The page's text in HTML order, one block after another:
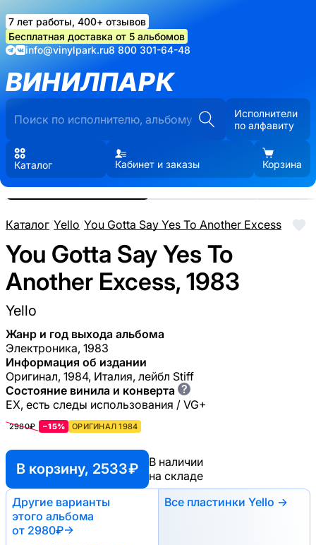
7 лет работы, 400+ отзывов
Бесплатная доставка от 5 альбомов
info@vinylpark.ru8 800 301-64-48
ВИНИЛПАРК
Исполнители
по алфавиту
Каталог Кабинет и заказы Корзина
Каталог/Yello/You Gotta Say Yes To Another Excess
You Gotta Say Yes To
Another Excess, 1983
Yello
Жанр и год выхода альбома
Электроника, 1983
Информация об издании
Оригинал, 1984, Италия, лейбл Stiff
Состояние винила и конверта ?
EX, есть следы использования / VG+
2980₽ −15% ОРИГИНАЛ 1984
В корзину, 2533 ₽
В наличии
на складе
Другие варианты
этого альбома
от 2980₽→
Все пластинки Yello →
Реальные фото пластинки.
Нажмите, чтобы увеличить